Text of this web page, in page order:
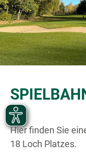
Hier finden Sie
18 Loch Platzes.